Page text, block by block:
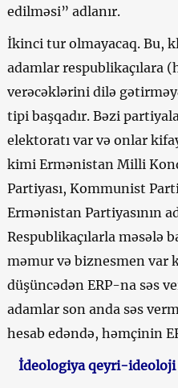
edilməsi” adlanır.
İkinci tur olmayacaq. Bu,
adamlar respublikaçılara
verəcəklərini dilə
tipi başqadır. Bəzi
elektoratı var və onlar
kimi Ermənistan Milli
Partiyası, Kommunist
Ermənistan Partiyasının
Respublikaçılarla məsələ
məmur və biznesmen var
düşüncədən ERP-na səs
adamlar son anda səs
hesab edəndə, həmçinin
İdeologiya qeyri-